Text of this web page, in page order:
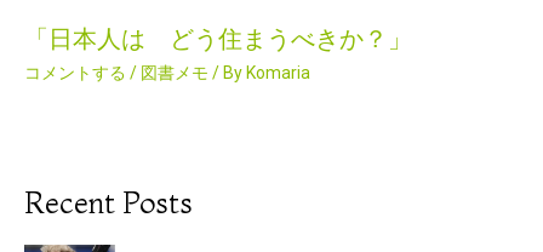
「日本人は どう住まうべきか？」
コメントする / 図書メモ / By Komaria
Recent Posts